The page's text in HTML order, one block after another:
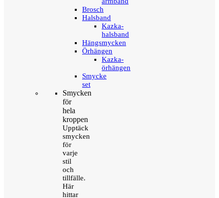
Brosch
Halsband
Kazka-
halsband
Hängsmycken
Örhängen
Kazka-
örhängen
Smycke
set
Smycken
för
hela
kroppen
Upptäck
smycken
för
varje
stil
och
tillfälle.
Här
hittar